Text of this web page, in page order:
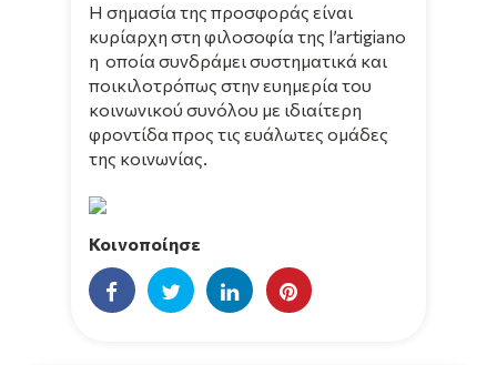
Η σημασία της προσφοράς είναι
κυρίαρχη στη φιλοσοφία της l’artigiano
η οποία συνδράμει συστηματικά και
ποικιλοτρόπως στην ευημερία του
κοινωνικού συνόλου με ιδιαίτερη
φροντίδα προς τις ευάλωτες ομάδες
της κοινωνίας.
Κοινοποίησε